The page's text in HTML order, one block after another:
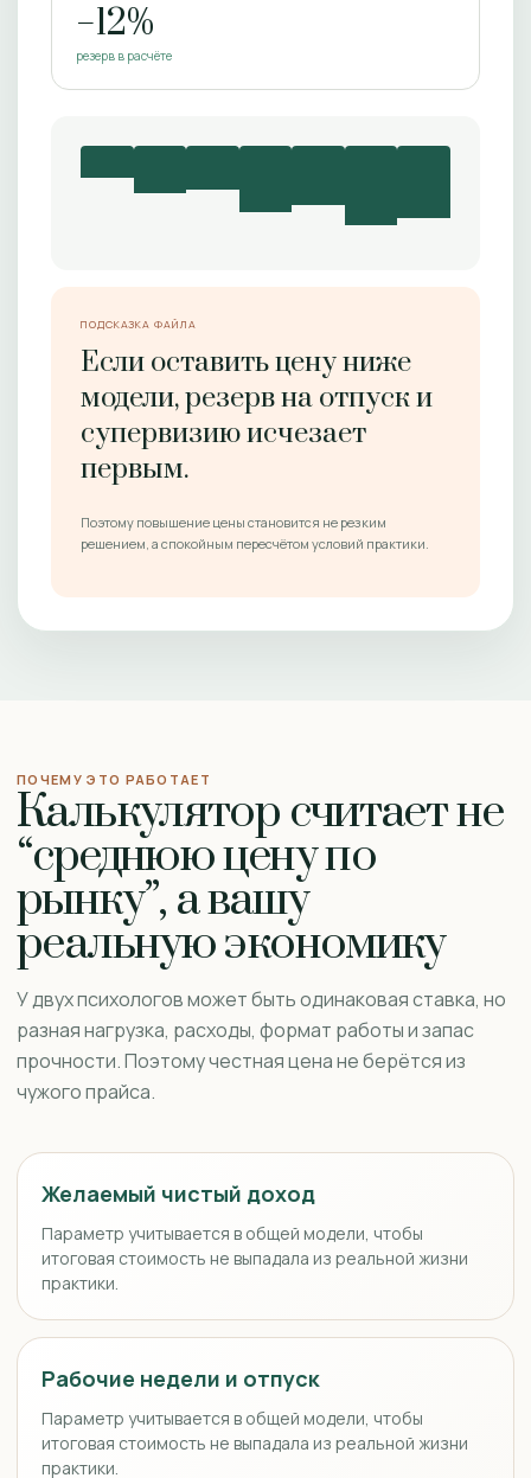
−12%
резерв в расчёте
ПОДСКАЗКА ФАЙЛА
Если оставить цену ниже
модели, резерв на отпуск и
супервизию исчезает
первым.
Поэтому повышение цены становится не резким
решением, а спокойным пересчётом условий практики.
ПОЧЕМУ ЭТО РАБОТАЕТ
Калькулятор считает не
“среднюю цену по
рынку”, а вашу
реальную экономику
У двух психологов может быть одинаковая ставка, но
разная нагрузка, расходы, формат работы и запас
прочности. Поэтому честная цена не берётся из
чужого прайса.
Желаемый чистый доход
Параметр учитывается в общей модели, чтобы
итоговая стоимость не выпадала из реальной жизни
практики.
Рабочие недели и отпуск
Параметр учитывается в общей модели, чтобы
итоговая стоимость не выпадала из реальной жизни
практики.